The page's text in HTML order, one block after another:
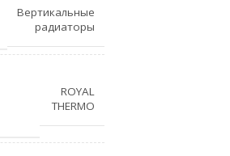
Вертикальные
радиаторы
ROYAL
THERMO